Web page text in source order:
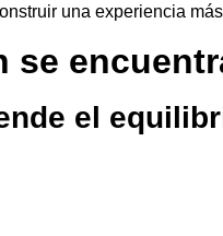
una experiencia
se
el